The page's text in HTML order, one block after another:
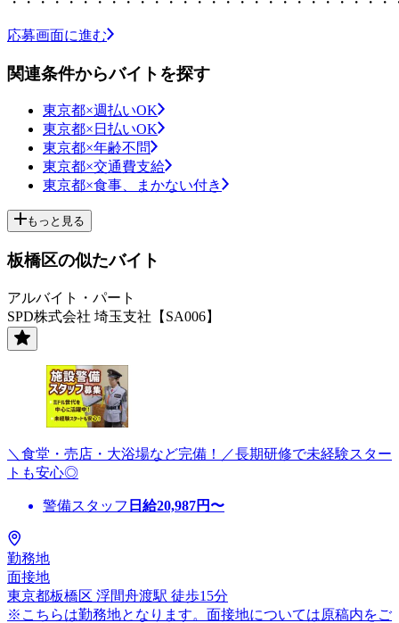
応募画面に進む
関連条件からバイトを探す
東京都×週払いOK
東京都×日払いOK
東京都×年齢不問
東京都×交通費支給
東京都×食事、まかない付き
もっと見る
板橋区の似たバイト
アルバイト・パート
SPD株式会社 埼玉支社【SA006】
＼食堂・売店・大浴場など完備！／長期研修で未経験スター
トも安心◎
警備スタッフ 日給20,987円〜
勤務地
面接地
東京都板橋区 浮間舟渡駅 徒歩15分
※こちらは勤務地となります。面接地については原稿内をご